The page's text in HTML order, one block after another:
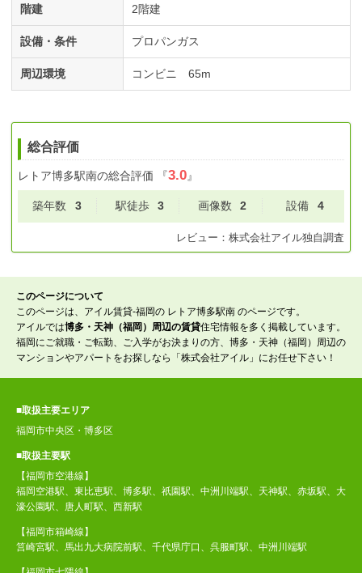
階建 2階建
設備・条件 プロパンガス
周辺環境 コンビニ 65m
総合評価
レトア博多駅南の総合評価 『3.0』
築年数 3 駅徒歩 3 画像数 2 設備 4
レビュー： 株式会社アイル独自調査
このページについて
このページは、アイル賃貸-福岡の レトア博多駅南 のページです。
アイルでは博多・天神（福岡）周辺の賃貸住宅情報を多く掲載しています。
福岡にご就職・ご転勤、ご入学がお決まりの方、博多・天神（福岡）周辺の
マンションやアパートをお探しなら「株式会社アイル」にお任せ下さい！
■取扱主要エリア
福岡市中央区・博多区
■取扱主要駅
【福岡市空港線】
福岡空港駅、東比恵駅、博多駅、祇園駅、中洲川端駅、天神駅、赤坂駅、大
濠公園駅、唐人町駅、西新駅
【福岡市箱崎線】
筥崎宮駅、馬出九大病院前駅、千代県庁口、呉服町駅、中洲川端駅